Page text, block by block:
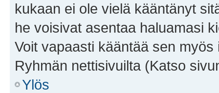
kukaan ei ole vielä kääntänyt
he voisivat asentaa haluamasi
Voit vapaasti kääntää sen
Ryhmän nettisivuilta (Katso
Ylös